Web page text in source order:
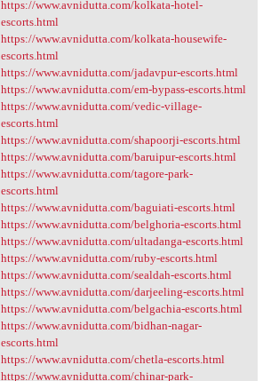
https://www.avnidutta.com/kolkata-hotel-
escorts.html
https://www.avnidutta.com/kolkata-housewife-
escorts.html
https://www.avnidutta.com/jadavpur-escorts.html
https://www.avnidutta.com/em-bypass-escorts.html
https://www.avnidutta.com/vedic-village-
escorts.html
https://www.avnidutta.com/shapoorji-escorts.html
https://www.avnidutta.com/baruipur-escorts.html
https://www.avnidutta.com/tagore-park-
escorts.html
https://www.avnidutta.com/baguiati-escorts.html
https://www.avnidutta.com/belghoria-escorts.html
https://www.avnidutta.com/ultadanga-escorts.html
https://www.avnidutta.com/ruby-escorts.html
https://www.avnidutta.com/sealdah-escorts.html
https://www.avnidutta.com/darjeeling-escorts.html
https://www.avnidutta.com/belgachia-escorts.html
https://www.avnidutta.com/bidhan-nagar-
escorts.html
https://www.avnidutta.com/chetla-escorts.html
https://www.avnidutta.com/chinar-park-